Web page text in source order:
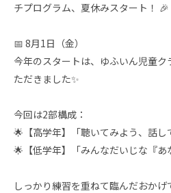
チプログラム、夏休みスタート！ 🎉
📅 8月1日（金）
今年のスタートは、ゆふいん児童
ただきました✨
今回は2部構成：
🌟【高学年】「聴いてみよう、話し
🌟【低学年】「みんなだいじな『あ
しっかり練習を重ねて臨んだおか